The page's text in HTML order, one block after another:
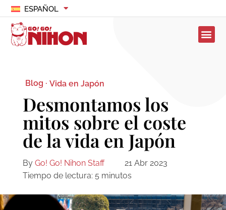
ESPAÑOL
Blog · Vida en Japón
Desmontamos los
mitos sobre el coste
de la vida en Japón
By Go! Go! Nihon Staff
21 Abr 2023
Tiempo de lectura: 5 minutos